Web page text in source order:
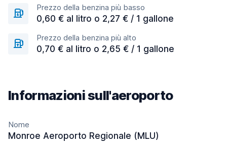
Prezzo della benzina più basso
0,60 € al litro o 2,27 € / 1 gallone
Prezzo della benzina più alto
0,70 € al litro o 2,65 € / 1 gallone
Informazioni sull'aeroporto
Nome
Monroe Aeroporto Regionale (MLU)